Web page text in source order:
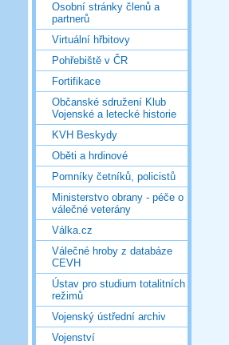
Osobní stránky členů a
partnerů
Virtuální hřbitovy
Pohřebiště v ČR
Fortifikace
Občanské sdružení Klub
Vojenské a letecké historie
KVH Beskydy
Oběti a hrdinové
Pomníky četníků, policistů
Ministerstvo obrany - péče o
válečné veterány
Válka.cz
Válečné hroby z databáze
CEVH
Ústav pro studium totalitních
režimů
Vojenský ústřední archiv
Vojenství